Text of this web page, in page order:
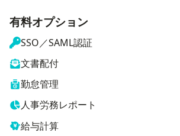
有料オプション
SSO／SAML認証
文書配付
勤怠管理
人事労務レポート
給与計算